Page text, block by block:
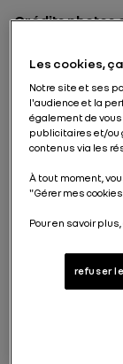
Crédits photos
BANET Olivier
BERNAGER Elie
BICHON Franck
BORDAS
BOURDIS Pierre
BOUZONNET
BROSSARD
CASTERAN
CHIMENES
CROZES W.
CURTET Patrick
DES OUCHES
Les cookies,
Notre site et ses
l'audience et la
également de
publicitaires et/ou
contenus via les
À tout moment,
"Gérer mes
Pour en savoir
refuser